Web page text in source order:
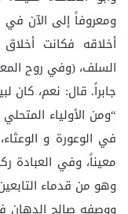
ومعروفاً إلى الآن في
أخلاقه فكانت
السلف، (وفي روح
جابراً. قال: نعم، كان
“ومن الأولياء
في الوعورة و
معيناً، وفي العبادة
وهو من قدماء
ووصفه صالح الدهان